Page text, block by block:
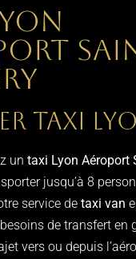
Taxi
un taxi Lyon Aéroport
jusqu’à 8
service de taxi van
de transfert en
vers ou depuis